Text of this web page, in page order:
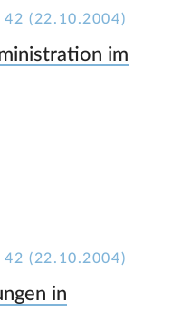
42 (22.10.2004)
im
42 (22.10.2004)
in